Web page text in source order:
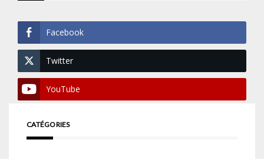
Facebook
Twitter
YouTube
CATÉGORIES